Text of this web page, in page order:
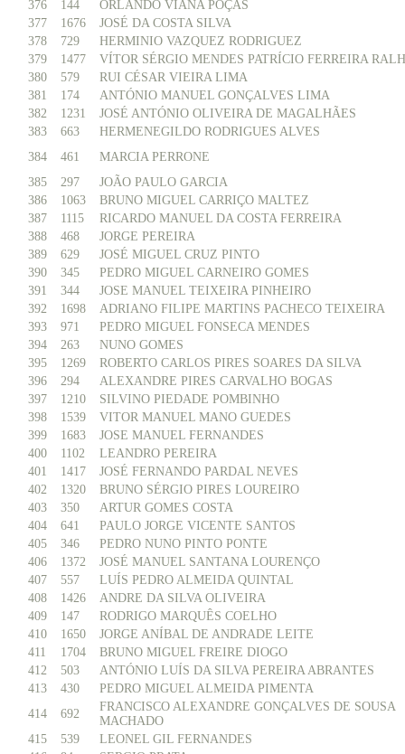
376
144
ORLANDO VIANA POÇAS
377
1676
JOSÉ DA COSTA SILVA
378
729
HERMINIO VAZQUEZ RODRIGUEZ
379
1477
VÍTOR SÉRGIO MENDES PATRÍCIO FERREIRA
380
579
RUI CÉSAR VIEIRA LIMA
381
174
ANTÓNIO MANUEL GONÇALVES LIMA
382
1231
JOSÉ ANTÓNIO OLIVEIRA DE MAGALHÃES
383
663
HERMENEGILDO RODRIGUES ALVES
384
461
MARCIA PERRONE
385
297
JOÃO PAULO GARCIA
386
1063
BRUNO MIGUEL CARRIÇO MALTEZ
387
1115
RICARDO MANUEL DA COSTA FERREIRA
388
468
JORGE PEREIRA
389
629
JOSÉ MIGUEL CRUZ PINTO
390
345
PEDRO MIGUEL CARNEIRO GOMES
391
344
JOSE MANUEL TEIXEIRA PINHEIRO
392
1698
ADRIANO FILIPE MARTINS PACHECO TEIXEIRA
393
971
PEDRO MIGUEL FONSECA MENDES
394
263
NUNO GOMES
395
1269
ROBERTO CARLOS PIRES SOARES DA SILVA
396
294
ALEXANDRE PIRES CARVALHO BOGAS
397
1210
SILVINO PIEDADE POMBINHO
398
1539
VITOR MANUEL MANO GUEDES
399
1683
JOSE MANUEL FERNANDES
400
1102
LEANDRO PEREIRA
401
1417
JOSÉ FERNANDO PARDAL NEVES
402
1320
BRUNO SÉRGIO PIRES LOUREIRO
403
350
ARTUR GOMES COSTA
404
641
PAULO JORGE VICENTE SANTOS
405
346
PEDRO NUNO PINTO PONTE
406
1372
JOSÉ MANUEL SANTANA LOURENÇO
407
557
LUÍS PEDRO ALMEIDA QUINTAL
408
1426
ANDRE DA SILVA OLIVEIRA
409
147
RODRIGO MARQUÊS COELHO
410
1650
JORGE ANÍBAL DE ANDRADE LEITE
411
1704
BRUNO MIGUEL FREIRE DIOGO
412
503
ANTÓNIO LUÍS DA SILVA PEREIRA ABRANTES
413
430
PEDRO MIGUEL ALMEIDA PIMENTA
414
692
FRANCISCO ALEXANDRE GONÇALVES DE SOUSA
MACHADO
415
539
LEONEL GIL FERNANDES